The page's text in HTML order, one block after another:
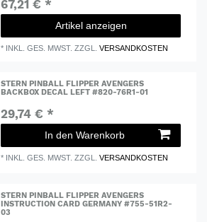
67,21 € *
Artikel anzeigen
* INKL. GES. MWST. ZZGL.VERSANDKOSTEN
STERN PINBALL FLIPPER AVENGERS
BACKBOX DECAL LEFT #820-76R1-01
29,74 € *
In den Warenkorb
* INKL. GES. MWST. ZZGL.VERSANDKOSTEN
STERN PINBALL FLIPPER AVENGERS
INSTRUCTION CARD GERMANY #755-51R2-
03